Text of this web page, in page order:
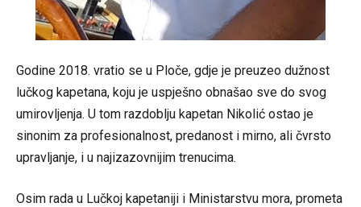
Godine 2018. vratio se u Ploče, gdje je preuzeo dužnost
lučkog kapetana, koju je uspješno obnašao sve do svog
umirovljenja. U tom razdoblju kapetan Nikolić ostao je
sinonim za profesionalnost, predanost i mirno, ali čvrsto
upravljanje, i u najizazovnijim trenucima.
Osim rada u Lučkoj kapetaniji i Ministarstvu mora, prometa